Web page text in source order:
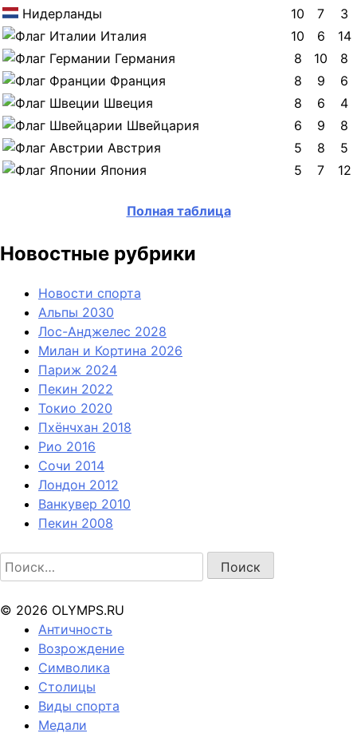
Нидерланды
10 7
3
Италия
10 6
14
Германия
8 10
8
Франция
8 9
6
Швеция
8 6
4
Швейцария
6 9
8
Австрия
5 8
5
Япония
5 7 12
Полная таблица
Новостные рубрики
Новости спорта
Альпы 2030
Лос-Анджелес 2028
Милан и Кортина 2026
Париж 2024
Пекин 2022
Токио 2020
Пхёнчхан 2018
Рио 2016
Сочи 2014
Лондон 2012
Ванкувер 2010
Пекин 2008
Найти:
© 2026 OLYMPS.RU
Античность
Возрождение
Символика
Столицы
Виды спорта
Медали